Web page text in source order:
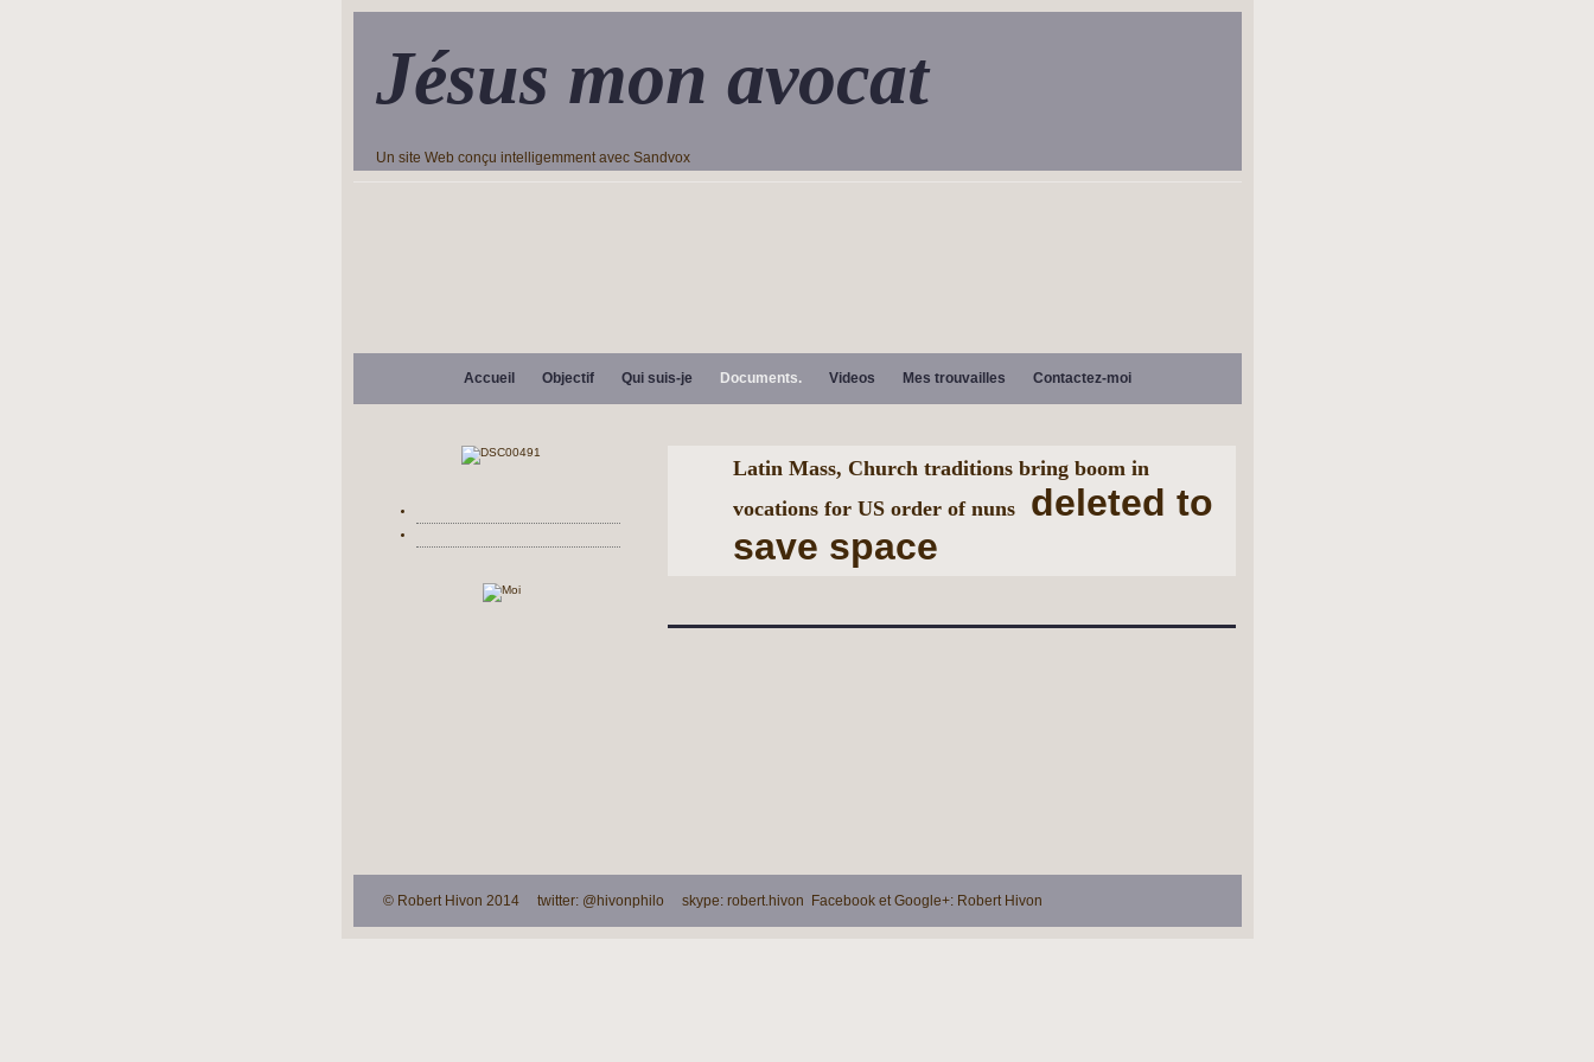
Jésus mon avocat
Un site Web conçu intelligemment avec Sandvox
Accueil Objectif Qui suis-je Documents. Videos Mes trouvailles Contactez-moi
Latin Mass, Church traditions bring boom in
vocations for US order of nuns
deleted to
save space
© Robert Hivon 2014 twitter: @hivonphilo skype: robert.hivon Facebook et Google+: Robert Hivon